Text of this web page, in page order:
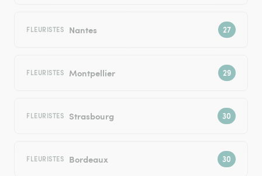
FLEURISTES Nantes
FLEURISTES Montpellier
FLEURISTES Strasbourg
FLEURISTES Bordeaux